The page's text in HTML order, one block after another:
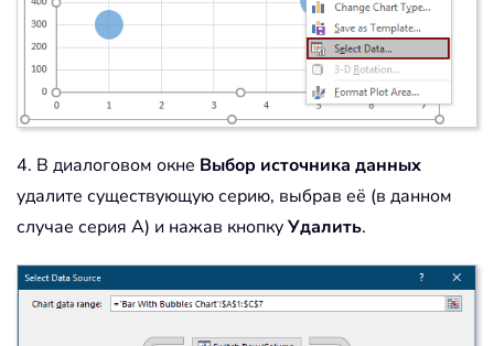
4. В диалоговом окне Выбор источника данных
удалите существующую серию, выбрав её (в данном
случае серия A) и нажав кнопкуУдалить.